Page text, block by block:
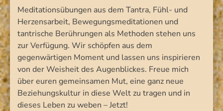
Meditationsübungen aus dem Tantra, Fühl- und
Herzensarbeit, Bewegungsmeditationen und
tantrische Berührungen als Methoden stehen uns
zur Verfügung. Wir schöpfen aus dem
gegenwärtigen Moment und lassen uns inspirieren
von der Weisheit des Augenblickes. Freue mich
über euren gemeinsamen Mut, eine ganz neue
Beziehungskultur in diese Welt zu tragen und in
dieses Leben zu weben – Jetzt!